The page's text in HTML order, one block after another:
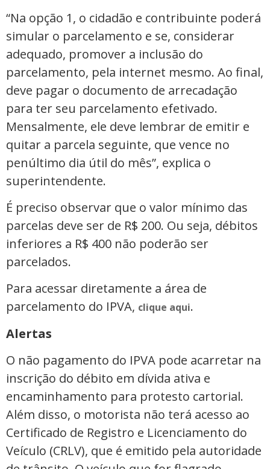
“Na opção 1, o cidadão e contribuinte poderá
simular o parcelamento e se, considerar
adequado, promover a inclusão do
parcelamento, pela internet mesmo. Ao final,
deve pagar o documento de arrecadação
para ter seu parcelamento efetivado.
Mensalmente, ele deve lembrar de emitir e
quitar a parcela seguinte, que vence no
penúltimo dia útil do mês”, explica o
superintendente.
É preciso observar que o valor mínimo das
parcelas deve ser de R$ 200. Ou seja, débitos
inferiores a R$ 400 não poderão ser
parcelados.
Para acessar diretamente a área de
parcelamento do IPVA, clique aqui.
Alertas
O não pagamento do IPVA pode acarretar na
inscrição do débito em dívida ativa e
encaminhamento para protesto cartorial.
Além disso, o motorista não terá acesso ao
Certificado de Registro e Licenciamento do
Veículo (CRLV), que é emitido pela autoridade